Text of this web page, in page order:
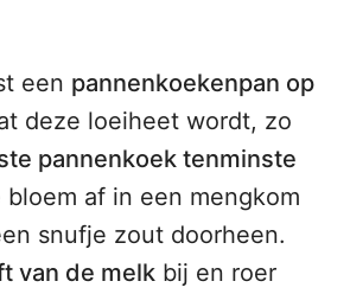
een pannenkoekenpan op
deze loeiheet wordt, zo
pannenkoek tenminste
bloem af in een mengkom
snufje zout doorheen.
van de melk bij en roer